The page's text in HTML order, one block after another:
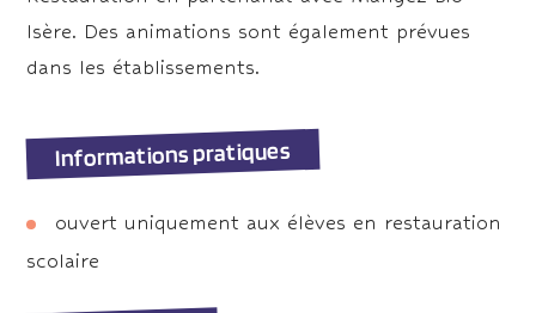
Isère. Des animations sont également prévues
dans les établissements.
Informations pratiques
ouvert uniquement aux élèves en restauration
scolaire